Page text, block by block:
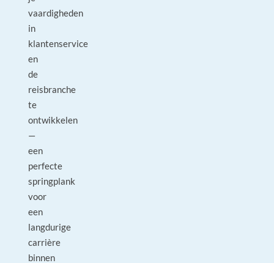
vaardigheden
in
klantenservice
en
de
reisbranche
te
ontwikkelen
—
een
perfecte
springplank
voor
een
langdurige
carrière
binnen